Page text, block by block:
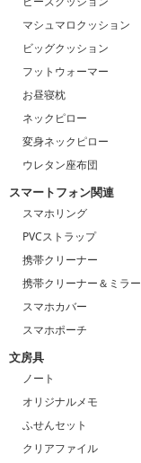
マシュマロクッション
ビッグクッション
フットウォーマー
お昼寝枕
ネックピロー
変身ネックピロー
ウレタン座布団
スマートフォン関連
スマホリング
PVCストラップ
携帯クリーナー
携帯クリーナー＆ミラー
スマホカバー
スマホポーチ
文房具
ノート
オリジナルメモ
ふせんセット
クリアファイル